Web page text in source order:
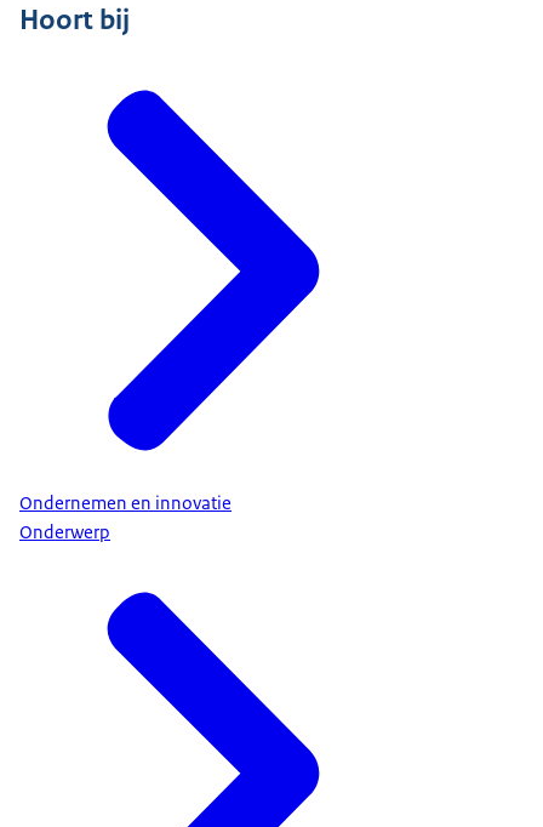
Hoort bij
Ondernemen en innovatie
Onderwerp